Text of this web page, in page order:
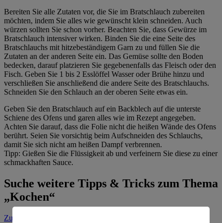
Bereiten Sie alle Zutaten vor, die Sie im Bratschlauch zubereiten
möchten, indem Sie alles wie gewünscht klein schneiden. Auch
würzen sollten Sie schon vorher. Beachten Sie, dass Gewürze im
Bratschlauch intensiver wirken. Binden Sie die eine Seite des
Bratschlauchs mit hitzebeständigem Garn zu und füllen Sie die
Zutaten an der anderen Seite ein. Das Gemüse sollte den Boden
bedecken, darauf platzieren Sie gegebenenfalls das Fleisch oder den
Fisch. Geben Sie 1 bis 2 Esslöffel Wasser oder Brühe hinzu und
verschließen Sie anschließend die andere Seite des Bratschlauchs.
Schneiden Sie den Schlauch an der oberen Seite etwas ein.
Geben Sie den Bratschlauch auf ein Backblech auf die unterste
Schiene des Ofens und garen alles wie im Rezept angegeben.
Achten Sie darauf, dass die Folie nicht die heißen Wände des Ofens
berührt. Seien Sie vorsichtig beim Aufschneiden des Schlauchs,
damit Sie sich nicht am heißen Dampf verbrennen.
Tipp: Gießen Sie die Flüssigkeit ab und verfeinern Sie diese zu einer
schmackhaften Sauce.
Suche weitere Tipps & Tricks zum Thema
„Kochen“
Zur Suche